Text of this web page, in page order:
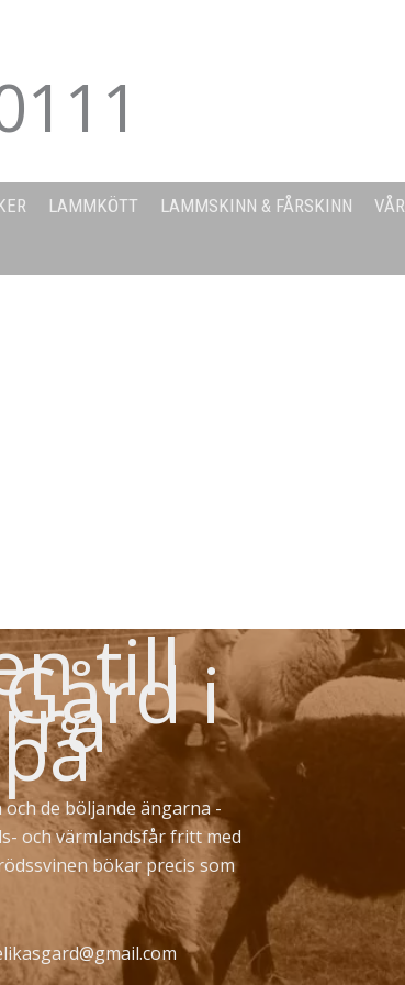
LAMMKÖTT LAMMSKINN & FÅRSKINN
till i
de böljande ängarna -
och värmlandsfår fritt med
bökar precis som